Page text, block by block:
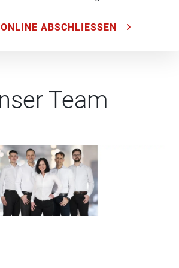
ONLINE ABSCHLIESSEN
Team